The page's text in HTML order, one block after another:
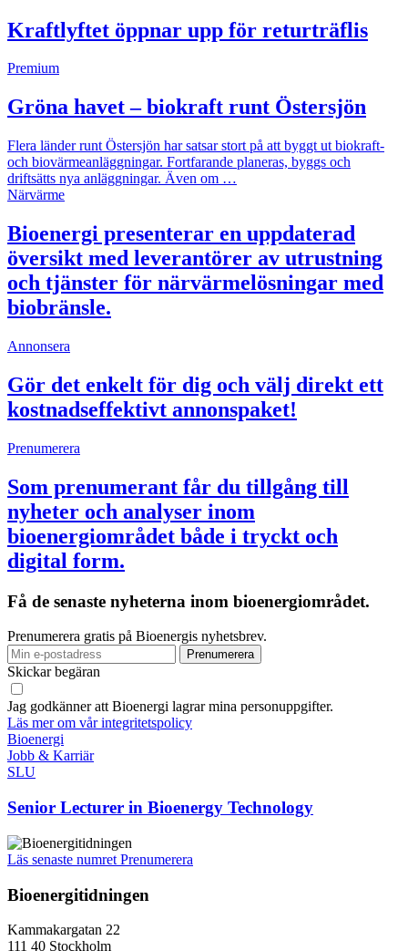
Kraftlyftet öppnar upp för returträflis
Premium
Gröna havet – biokraft runt Östersjön
Flera länder runt Östersjön har satsar stort på att byggt ut biokraft-
och biovärmeanläggningar. Fortfarande planeras, byggs och
driftsätts nya anläggningar. Även om …
Närvärme
Bioenergi presenterar en uppdaterad
översikt med leverantörer av utrustning
och tjänster för närvärmelösningar med
biobränsle.
Annonsera
Gör det enkelt för dig och välj direkt ett
kostnadseffektivt annonspaket!
Prenumerera
Som prenumerant får du tillgång till
nyheter och analyser inom
bioenergiområdet både i tryckt och
digital form.
Få de senaste nyheterna inom bioenergiområdet.
Prenumerera gratis på Bioenergis nyhetsbrev.
Skickar begäran
Jag godkänner att Bioenergi lagrar mina personuppgifter.
Läs mer om vår integritetspolicy
Bioenergi
Jobb & Karriär
SLU
Senior Lecturer in Bioenergy Technology
Läs senaste numret Prenumerera
Bioenergitidningen
Kammakargatan 22
111 40 Stockholm